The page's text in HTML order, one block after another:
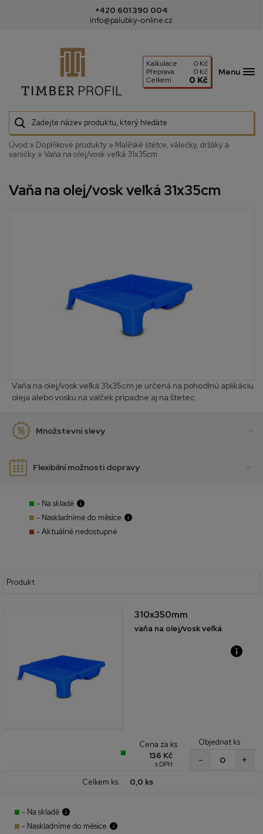
+420 601 390 004
info@palubky-online.cz
Kalkulace
0 Kč
Přeprava
0 Kč
Celkem
0 Kč
Menu
Úvod » Doplňkové produkty » Malířské štětce, válečky, držáky a
vaničky » Vaňa na olej/vosk veľká 31x35cm
Vaňa na olej/vosk veľká 31x35cm
Vaňa na olej/vosk veľká 31x35cm je určená na pohodlnú aplikáciu
oleja alebo vosku na valček prípadne aj na štetec.
Množstevní slevy
Flexibilní možnosti dopravy
- Na skladě
- Naskladníme do měsíce
- Aktuálně nedostupné
Produkt
310x350mm
vaňa na olej/vosk veľká
Cena za ks
136 Kč
s DPH
Objednat ks
+
-
Celkem ks 0,0 ks
- Na skladě
- Naskladníme do měsíce